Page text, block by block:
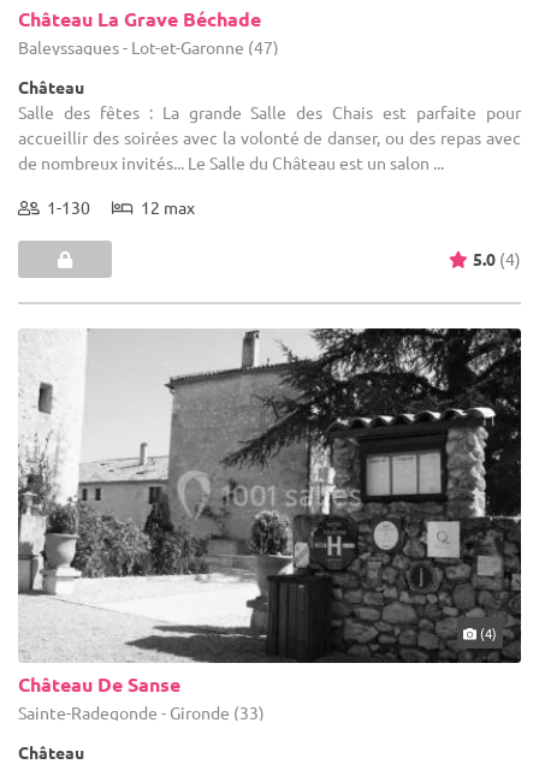
Château La Grave Béchade
Baleyssagues - Lot-et-Garonne (47)
Château
Salle des fêtes : La grande Salle des Chais est parfaite pour
accueillir des soirées avec la volonté de danser, ou des repas avec
de nombreux invités... Le Salle du Château est un salon ...
1-130 12 max
5.0 (4)
(4)
Château De Sanse
Sainte-Radegonde - Gironde (33)
Château